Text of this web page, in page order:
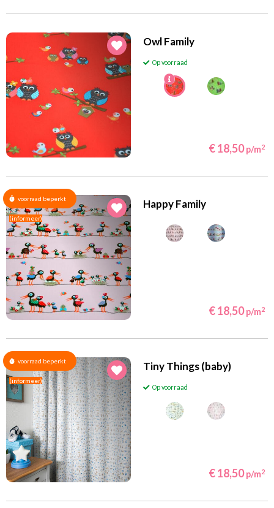
Owl Family
Op voorraad
€ 18,50 p/m2
voorraad beperkt
(informeer)
Happy Family
€ 18,50 p/m2
voorraad beperkt
(informeer)
Tiny Things (baby)
Op voorraad
€ 18,50 p/m2